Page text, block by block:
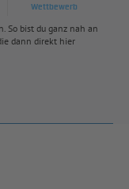
Wettbewerb
So bist du ganz nah an
dann direkt hier